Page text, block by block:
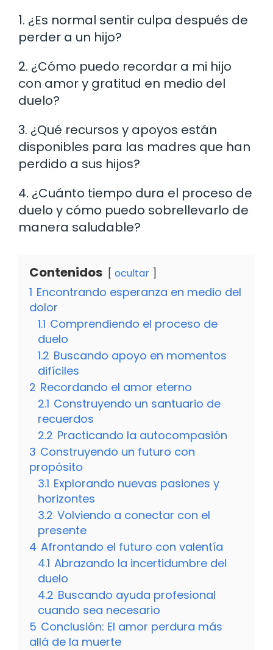
1. ¿Es normal sentir culpa después de
perder a un hijo?
2. ¿Cómo puedo recordar a mi hijo
con amor y gratitud en medio del
duelo?
3. ¿Qué recursos y apoyos están
disponibles para las madres que han
perdido a sus hijos?
4. ¿Cuánto tiempo dura el proceso de
duelo y cómo puedo sobrellevarlo de
manera saludable?
Contenidos ocultar
1 Encontrando esperanza en medio del
dolor
1.1 Comprendiendo el proceso de
duelo
1.2 Buscando apoyo en momentos
difíciles
2 Recordando el amor eterno
2.1 Construyendo un santuario de
recuerdos
2.2 Practicando la autocompasión
3 Construyendo un futuro con
propósito
3.1 Explorando nuevas pasiones y
horizontes
3.2 Volviendo a conectar con el
presente
4 Afrontando el futuro con valentía
4.1 Abrazando la incertidumbre del
duelo
4.2 Buscando ayuda profesional
cuando sea necesario
5 Conclusión: El amor perdura más
allá de la muerte